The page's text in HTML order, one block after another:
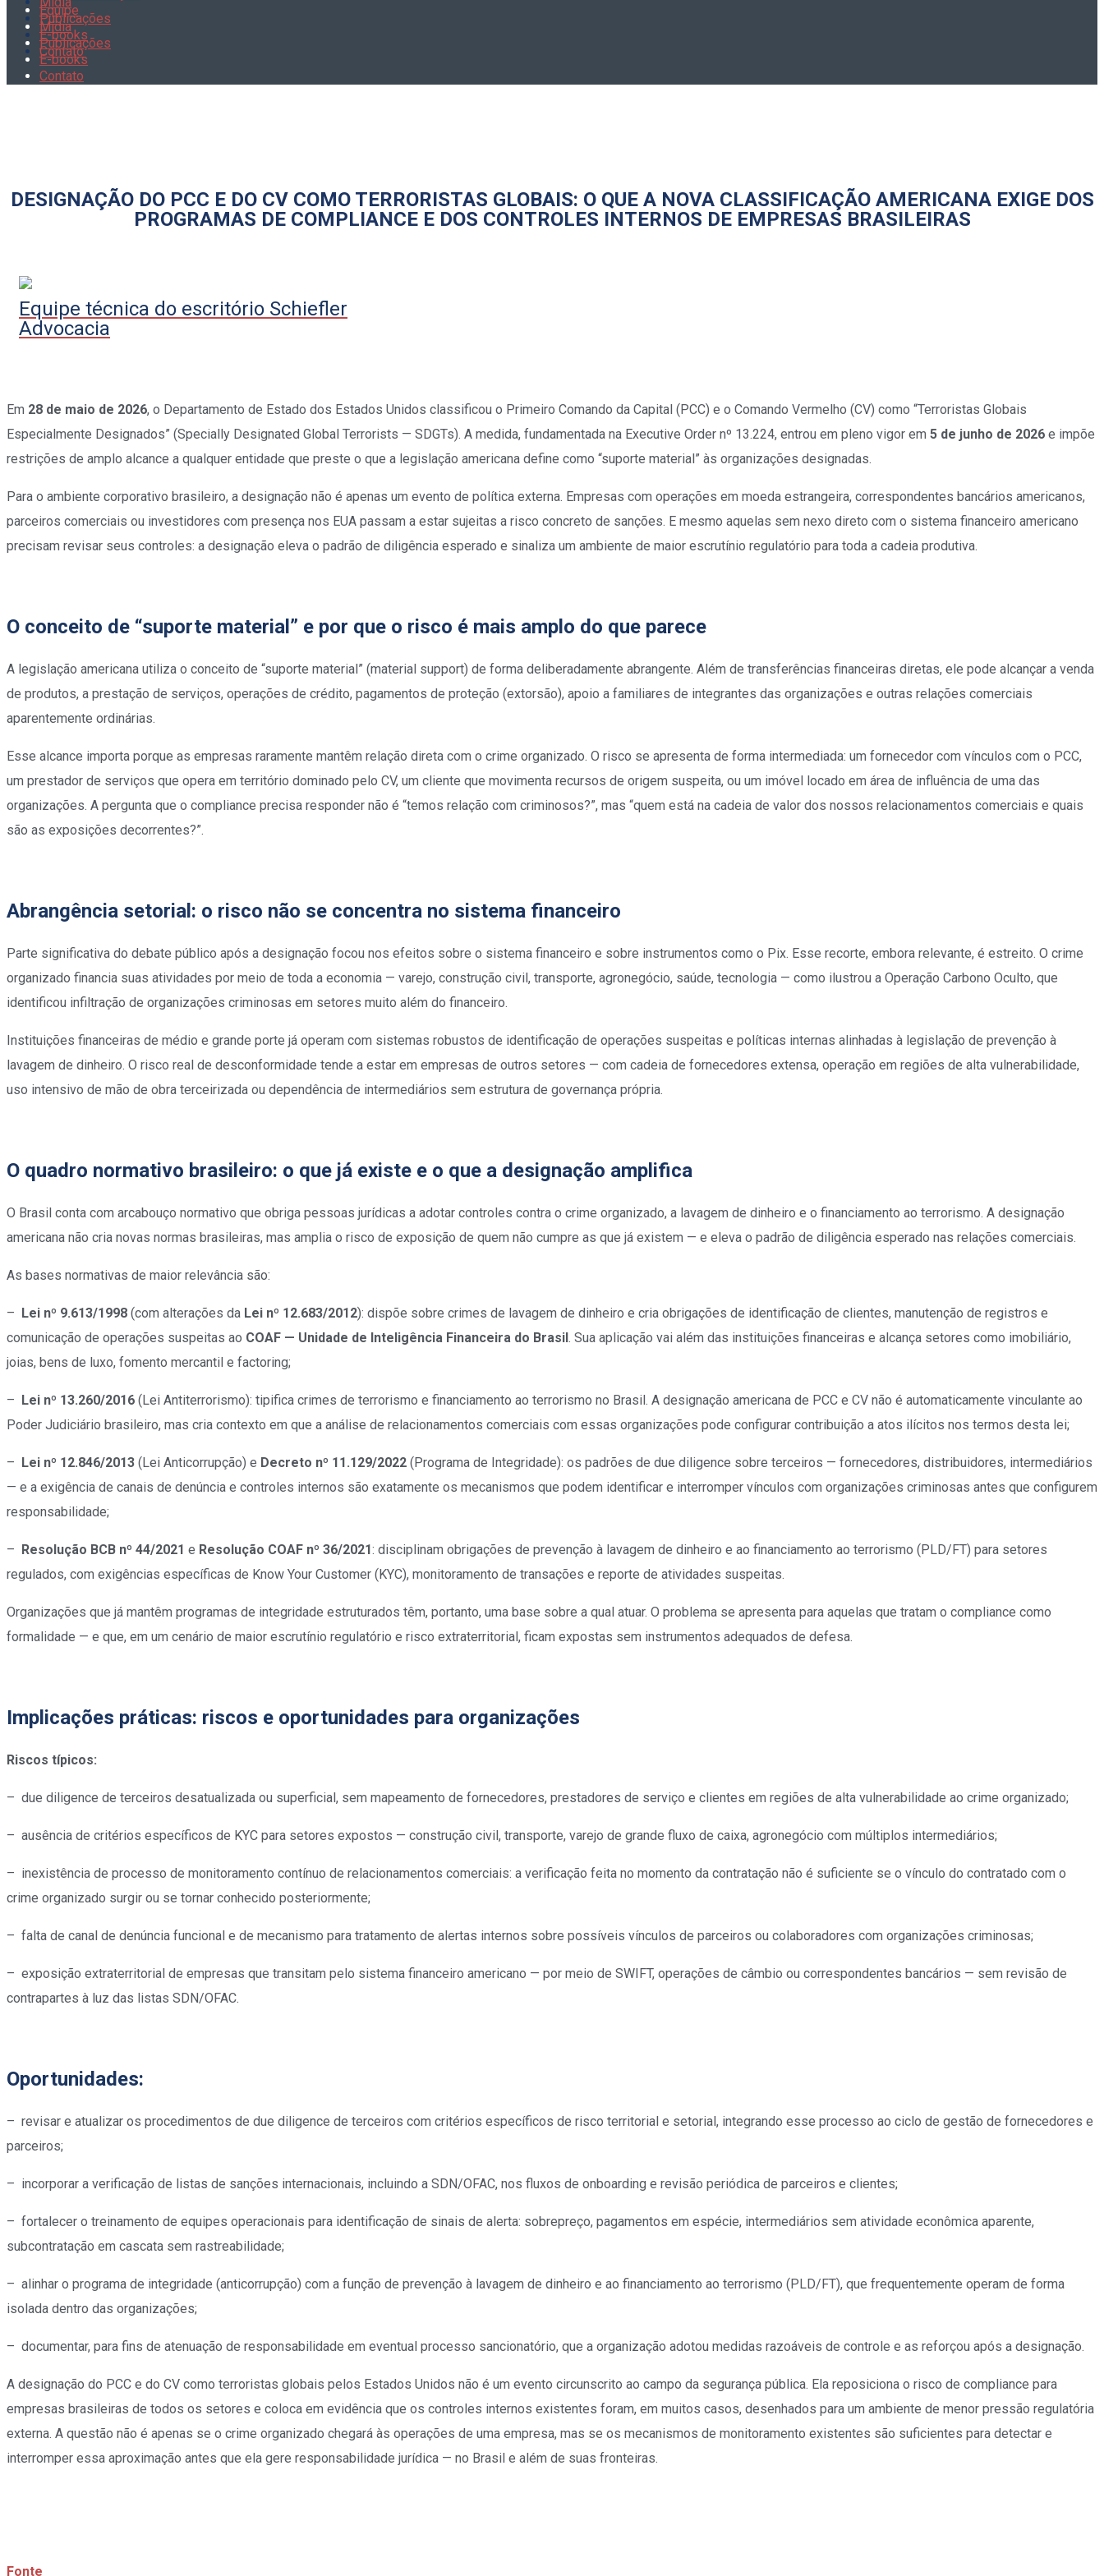
Publicações
E-books
Contato
Equipe
Mídia
Publicações
E-books
Contato
DESIGNAÇÃO DO PCC E DO CV COMO TERRORISTAS GLOBAIS: O QUE A NOVA CLASSIFICAÇÃO AMERICANA EXIGE DOS
PROGRAMAS DE COMPLIANCE E DOS CONTROLES INTERNOS DE EMPRESAS BRASILEIRAS
Equipe técnica do escritório Schiefler
Advocacia
Em 28 de maio de 2026, o Departamento de Estado dos Estados Unidos classificou o Primeiro Comando da Capital (PCC) e o Comando Vermelho (CV) como “Terroristas Globais
Especialmente Designados” (Specially Designated Global Terrorists — SDGTs). A medida, fundamentada na Executive Order nº 13.224, entrou em pleno vigor em 5 de junho de 2026 e impõe
restrições de amplo alcance a qualquer entidade que preste o que a legislação americana define como “suporte material” às organizações designadas.
Para o ambiente corporativo brasileiro, a designação não é apenas um evento de política externa. Empresas com operações em moeda estrangeira, correspondentes bancários americanos,
parceiros comerciais ou investidores com presença nos EUA passam a estar sujeitas a risco concreto de sanções. E mesmo aquelas sem nexo direto com o sistema financeiro americano
precisam revisar seus controles: a designação eleva o padrão de diligência esperado e sinaliza um ambiente de maior escrutínio regulatório para toda a cadeia produtiva.
O conceito de “suporte material” e por que o risco é mais amplo do que parece
A legislação americana utiliza o conceito de “suporte material” (material support) de forma deliberadamente abrangente. Além de transferências financeiras diretas, ele pode alcançar a venda
de produtos, a prestação de serviços, operações de crédito, pagamentos de proteção (extorsão), apoio a familiares de integrantes das organizações e outras relações comerciais
aparentemente ordinárias.
Esse alcance importa porque as empresas raramente mantêm relação direta com o crime organizado. O risco se apresenta de forma intermediada: um fornecedor com vínculos com o PCC,
um prestador de serviços que opera em território dominado pelo CV, um cliente que movimenta recursos de origem suspeita, ou um imóvel locado em área de influência de uma das
organizações. A pergunta que o compliance precisa responder não é “temos relação com criminosos?”, mas “quem está na cadeia de valor dos nossos relacionamentos comerciais e quais
são as exposições decorrentes?”.
Abrangência setorial: o risco não se concentra no sistema financeiro
Parte significativa do debate público após a designação focou nos efeitos sobre o sistema financeiro e sobre instrumentos como o Pix. Esse recorte, embora relevante, é estreito. O crime
organizado financia suas atividades por meio de toda a economia — varejo, construção civil, transporte, agronegócio, saúde, tecnologia — como ilustrou a Operação Carbono Oculto, que
identificou infiltração de organizações criminosas em setores muito além do financeiro.
Instituições financeiras de médio e grande porte já operam com sistemas robustos de identificação de operações suspeitas e políticas internas alinhadas à legislação de prevenção à
lavagem de dinheiro. O risco real de desconformidade tende a estar em empresas de outros setores — com cadeia de fornecedores extensa, operação em regiões de alta vulnerabilidade,
uso intensivo de mão de obra terceirizada ou dependência de intermediários sem estrutura de governança própria.
O quadro normativo brasileiro: o que já existe e o que a designação amplifica
O Brasil conta com arcabouço normativo que obriga pessoas jurídicas a adotar controles contra o crime organizado, a lavagem de dinheiro e o financiamento ao terrorismo. A designação
americana não cria novas normas brasileiras, mas amplia o risco de exposição de quem não cumpre as que já existem — e eleva o padrão de diligência esperado nas relações comerciais.
As bases normativas de maior relevância são:
– Lei nº 9.613/1998 (com alterações da Lei nº 12.683/2012): dispõe sobre crimes de lavagem de dinheiro e cria obrigações de identificação de clientes, manutenção de registros e
comunicação de operações suspeitas ao COAF — Unidade de Inteligência Financeira do Brasil. Sua aplicação vai além das instituições financeiras e alcança setores como imobiliário,
joias, bens de luxo, fomento mercantil e factoring;
– Lei nº 13.260/2016 (Lei Antiterrorismo): tipifica crimes de terrorismo e financiamento ao terrorismo no Brasil. A designação americana de PCC e CV não é automaticamente vinculante ao
Poder Judiciário brasileiro, mas cria contexto em que a análise de relacionamentos comerciais com essas organizações pode configurar contribuição a atos ilícitos nos termos desta lei;
– Lei nº 12.846/2013 (Lei Anticorrupção) e Decreto nº 11.129/2022 (Programa de Integridade): os padrões de due diligence sobre terceiros — fornecedores, distribuidores, intermediários
— e a exigência de canais de denúncia e controles internos são exatamente os mecanismos que podem identificar e interromper vínculos com organizações criminosas antes que configurem
responsabilidade;
– Resolução BCB nº 44/2021 e Resolução COAF nº 36/2021: disciplinam obrigações de prevenção à lavagem de dinheiro e ao financiamento ao terrorismo (PLD/FT) para setores
regulados, com exigências específicas de Know Your Customer (KYC), monitoramento de transações e reporte de atividades suspeitas.
Organizações que já mantêm programas de integridade estruturados têm, portanto, uma base sobre a qual atuar. O problema se apresenta para aquelas que tratam o compliance como
formalidade — e que, em um cenário de maior escrutínio regulatório e risco extraterritorial, ficam expostas sem instrumentos adequados de defesa.
Implicações práticas: riscos e oportunidades para organizações
Riscos típicos:
– due diligence de terceiros desatualizada ou superficial, sem mapeamento de fornecedores, prestadores de serviço e clientes em regiões de alta vulnerabilidade ao crime organizado;
– ausência de critérios específicos de KYC para setores expostos — construção civil, transporte, varejo de grande fluxo de caixa, agronegócio com múltiplos intermediários;
– inexistência de processo de monitoramento contínuo de relacionamentos comerciais: a verificação feita no momento da contratação não é suficiente se o vínculo do contratado com o
crime organizado surgir ou se tornar conhecido posteriormente;
– falta de canal de denúncia funcional e de mecanismo para tratamento de alertas internos sobre possíveis vínculos de parceiros ou colaboradores com organizações criminosas;
– exposição extraterritorial de empresas que transitam pelo sistema financeiro americano — por meio de SWIFT, operações de câmbio ou correspondentes bancários — sem revisão de
contrapartes à luz das listas SDN/OFAC.
Oportunidades:
– revisar e atualizar os procedimentos de due diligence de terceiros com critérios específicos de risco territorial e setorial, integrando esse processo ao ciclo de gestão de fornecedores e
parceiros;
– incorporar a verificação de listas de sanções internacionais, incluindo a SDN/OFAC, nos fluxos de onboarding e revisão periódica de parceiros e clientes;
– fortalecer o treinamento de equipes operacionais para identificação de sinais de alerta: sobrepreço, pagamentos em espécie, intermediários sem atividade econômica aparente,
subcontratação em cascata sem rastreabilidade;
– alinhar o programa de integridade (anticorrupção) com a função de prevenção à lavagem de dinheiro e ao financiamento ao terrorismo (PLD/FT), que frequentemente operam de forma
isolada dentro das organizações;
– documentar, para fins de atenuação de responsabilidade em eventual processo sancionatório, que a organização adotou medidas razoáveis de controle e as reforçou após a designação.
A designação do PCC e do CV como terroristas globais pelos Estados Unidos não é um evento circunscrito ao campo da segurança pública. Ela reposiciona o risco de compliance para
empresas brasileiras de todos os setores e coloca em evidência que os controles internos existentes foram, em muitos casos, desenhados para um ambiente de menor pressão regulatória
externa. A questão não é apenas se o crime organizado chegará às operações de uma empresa, mas se os mecanismos de monitoramento existentes são suficientes para detectar e
interromper essa aproximação antes que ela gere responsabilidade jurídica — no Brasil e além de suas fronteiras.
Fonte